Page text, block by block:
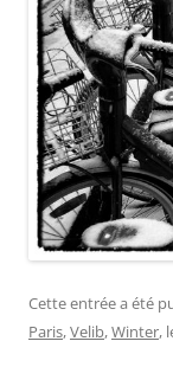
Cette entrée a été
Paris,Velib,Winter,